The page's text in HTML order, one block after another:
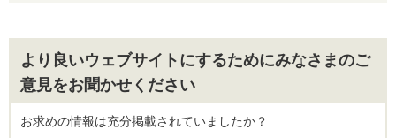
より良いウェブサイトにするためにみなさまのご
意見をお聞かせください
お求めの情報は充分掲載されていましたか？